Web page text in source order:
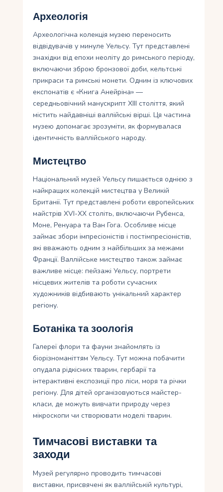
Археологія
Археологічна колекція музею переносить
відвідувачів у минуле Уельсу. Тут представлені
знахідки від епохи неоліту до римського періоду,
включаючи зброю бронзової доби, кельтські
прикраси та римські монети. Одним із ключових
експонатів є «Книга Анейріна» —
середньовічний манускрипт XIII століття, який
містить найдавніші валлійські вірші. Ця частина
музею допомагає зрозуміти, як формувалася
ідентичність валлійського народу.
Мистецтво
Національний музей Уельсу пишається однією з
найкращих колекцій мистецтва у Великій
Британії. Тут представлені роботи європейських
майстрів XVI-XX століть, включаючи Рубенса,
Моне, Ренуара та Ван Гога. Особливе місце
займає збори імпресіоністів і постімпресіоністів,
які вважають одним з найбільших за межами
Франції. Валлійське мистецтво також займає
важливе місце: пейзажі Уельсу, портрети
місцевих жителів та роботи сучасних
художників відбивають унікальний характер
регіону.
Ботаніка та зоологія
Галереї флори та фауни знайомлять із
біорізноманіттям Уельсу. Тут можна побачити
опудала рідкісних тварин, гербарії та
інтерактивні експозиції про ліси, моря та річки
регіону. Для дітей організовуються майстер-
класи, де можуть вивчати природу через
мікроскопи чи створювати моделі тварин.
Тимчасові виставки та
заходи
Музей регулярно проводить тимчасові
виставки, присвячені як валлійській культурі,